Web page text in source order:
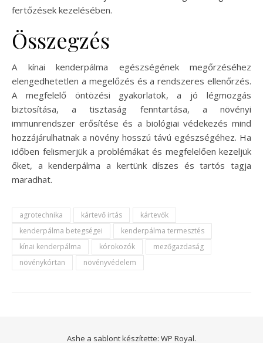
fertőzések kezelésében.
Összegzés
A kínai kenderpálma egészségének megőrzéséhez
elengedhetetlen a megelőzés és a rendszeres ellenőrzés.
A megfelelő öntözési gyakorlatok, a jó légmozgás
biztosítása, a tisztaság fenntartása, a növényi
immunrendszer erősítése és a biológiai védekezés mind
hozzájárulhatnak a növény hosszú távú egészségéhez. Ha
időben felismerjük a problémákat és megfelelően kezeljük
őket, a kenderpálma a kertünk díszes és tartós tagja
maradhat.
agrotechnika kártevő irtás
kártevők
kenderpálma betegségei
kenderpálma termesztés
kínai kenderpálma
kórokozók
mezőgazdaság
növénykórtan
növényvédelem
Ashe a sablont készítette: WP Royal.